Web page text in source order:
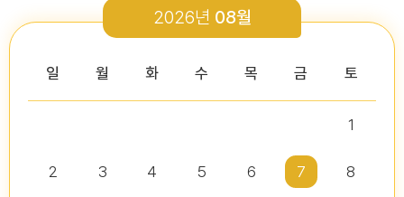
다다익산(2026.1월호) 의회편
2026년도 회기운영 계획(변경)
2026-07-07
다다익산(2026.1월호) 의회편
2025-12-03
익산시의회, 제279회 임시회 개회
2026-07-02
2026년도 제4회 익산시의회 지방임기제공무원 채용시험 최종합격..
2026-07-10
2026년 08월
일 월 화 수 목 금 토
1
2 3 4 5 6 7 8